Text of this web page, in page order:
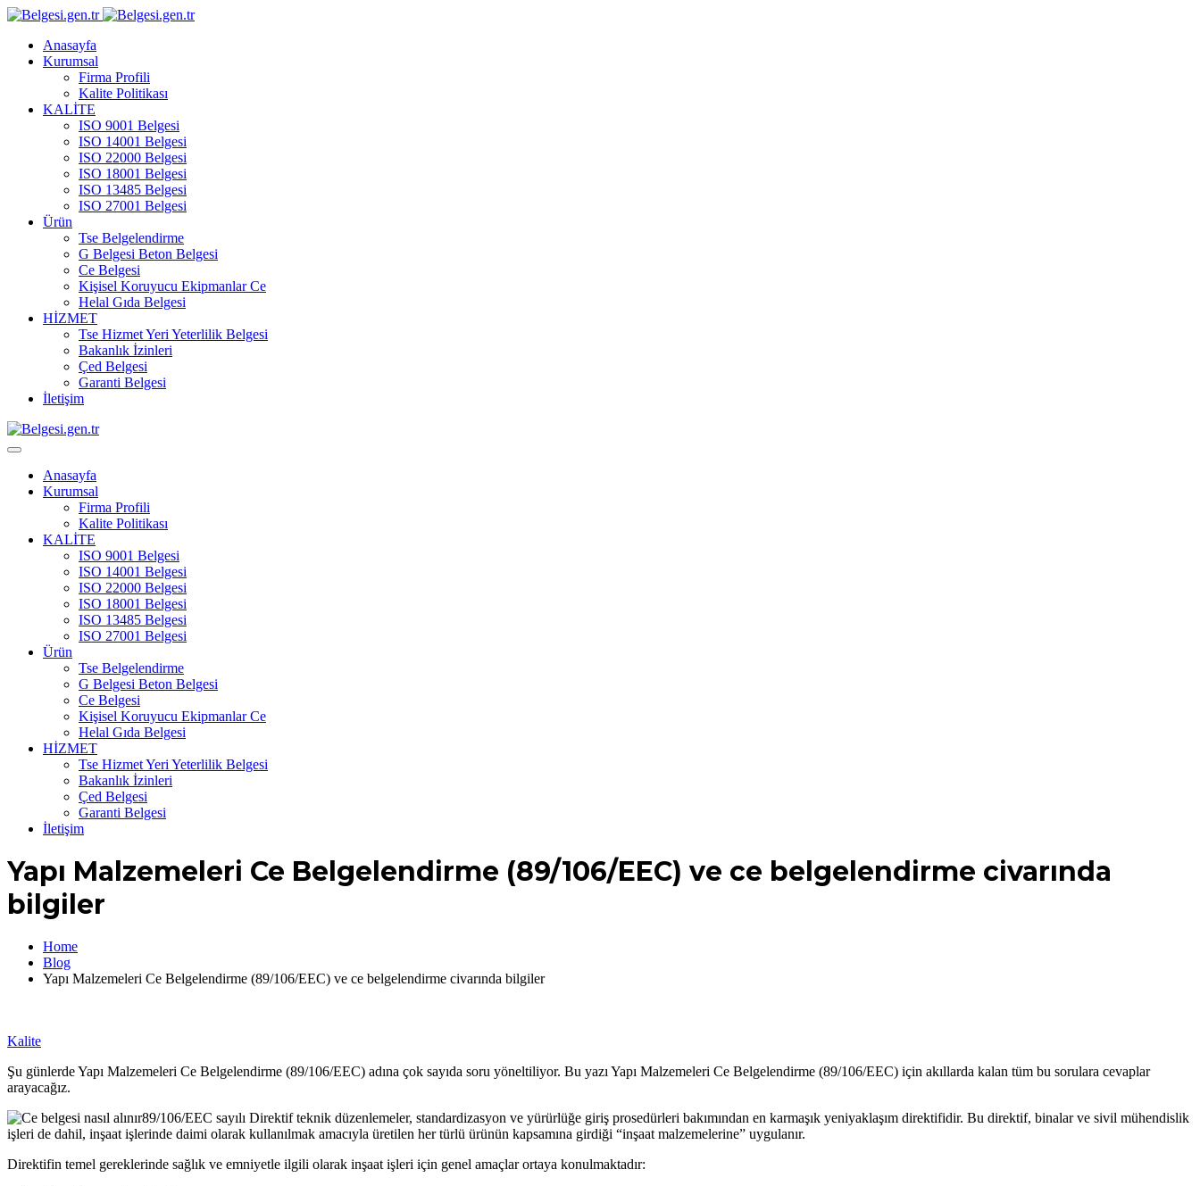
Anasayfa
Kurumsal
Firma Profili
Kalite Politikası
KALİTE
ISO 9001 Belgesi
ISO 14001 Belgesi
ISO 22000 Belgesi
ISO 18001 Belgesi
ISO 13485 Belgesi
ISO 27001 Belgesi
Ürün
Tse Belgelendirme
G Belgesi Beton Belgesi
Ce Belgesi
Kişisel Koruyucu Ekipmanlar Ce
Helal Gıda Belgesi
HİZMET
Tse Hizmet Yeri Yeterlilik Belgesi
Bakanlık İzinleri
Çed Belgesi
Garanti Belgesi
İletişim
Anasayfa
Kurumsal
Firma Profili
Kalite Politikası
KALİTE
ISO 9001 Belgesi
ISO 14001 Belgesi
ISO 22000 Belgesi
ISO 18001 Belgesi
ISO 13485 Belgesi
ISO 27001 Belgesi
Ürün
Tse Belgelendirme
G Belgesi Beton Belgesi
Ce Belgesi
Kişisel Koruyucu Ekipmanlar Ce
Helal Gıda Belgesi
HİZMET
Tse Hizmet Yeri Yeterlilik Belgesi
Bakanlık İzinleri
Çed Belgesi
Garanti Belgesi
İletişim
Yapı Malzemeleri Ce Belgelendirme (89/106/EEC) ve ce belgelendirme civarında
bilgiler
Home
Blog
Yapı Malzemeleri Ce Belgelendirme (89/106/EEC) ve ce belgelendirme civarında bilgiler
Kalite
Şu günlerde Yapı Malzemeleri Ce Belgelendirme (89/106/EEC) adına çok sayıda soru yöneltiliyor. Bu yazı Yapı Malzemeleri Ce Belgelendirme (89/106/EEC) için akıllarda kalan tüm bu sorulara cevaplar
arayacağız.
89/106/EEC sayılı Direktif teknik düzenlemeler, standardizasyon ve yürürlüğe giriş prosedürleri bakımından en karmaşık yeniyaklaşım direktifidir. Bu direktif, binalar ve sivil mühendislik
işleri de dahil, inşaat işlerinde daimi olarak kullanılmak amacıyla üretilen her türlü ürünün kapsamına girdiği “inşaat malzemelerine” uygulanır.
Direktifin temel gereklerinde sağlık ve emniyetle ilgili olarak inşaat işleri için genel amaçlar ortaya konulmaktadır: